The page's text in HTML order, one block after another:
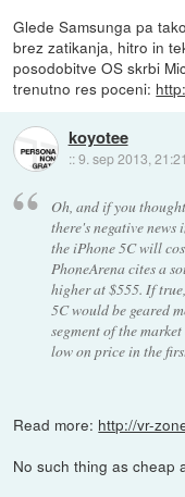
Glede Samsunga pa
brez zatikanja, hitro in
posodobitve OS skrbi
trenutno res poceni:
koyotee
::9. sep 2013, 21:21
Oh, and if you
there's negative
the iPhone 5C will
PhoneArena cites a
higher at $555. If
5C would be geared
segment of the
low on price in the
Read more: http://vr-
No such thing as cheap